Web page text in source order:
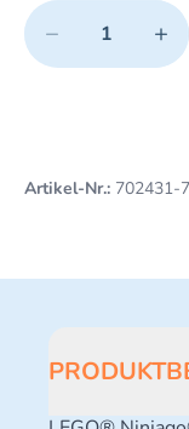
Quantity
− +
Minimum quantity:
Add 1 item to cart
Artikel-Nr.: 702431-